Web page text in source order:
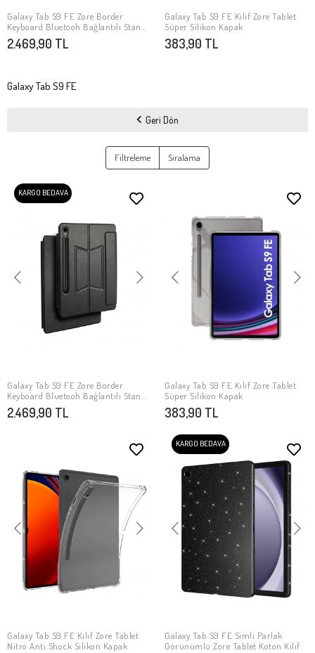
SEPETE EKLE
Galaxy Tab S9 FE Zore Border
Keyboard Bluetooh Bağlantılı Standlı
Klavyeli Tablet Kılıfı
2.469,90 TL
SEPETE EKLE
Galaxy Tab S9 FE Kılıf Zore Tablet
Süper Silikon Kapak
383,90 TL
Galaxy Tab S9 FE
Geri Dön
Filtreleme Sıralama
KARGO BEDAVA
SEPETE EKLE
Galaxy Tab S9 FE Zore Border
Keyboard Bluetooh Bağlantılı Standlı
Klavyeli Tablet Kılıfı
2.469,90 TL
SEPETE EKLE
Galaxy Tab S9 FE Kılıf Zore Tablet
Süper Silikon Kapak
383,90 TL
SEPETE EKLE
Galaxy Tab S9 FE Kılıf Zore Tablet
Nitro Anti Shock Silikon Kapak
KARGO BEDAVA
SEPETE EKLE
Galaxy Tab S9 FE Simli Parlak
Görünümlü Zore Tablet Koton Kılıf